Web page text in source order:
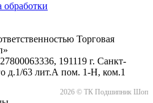
Торговая
191119 г. Санкт-
д.1/63 лит.А пом. 1-Н, ком.1
2026 © ТК Подшипник Шоп